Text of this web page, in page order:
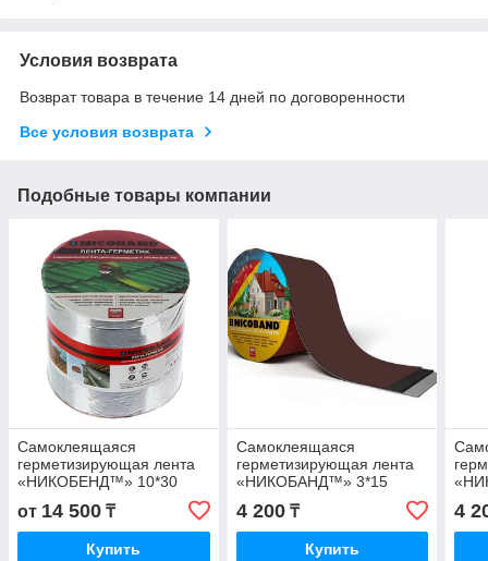
Условия возврата
Возврат товара в течение 14 дней по договоренности
Все условия возврата
Подобные товары компании
Самоклеящаяся
герметизирующая лента
«НИКОБЕНД™» 10*30
от 14 500 ₸
Купить
Самоклеящаяся
герметизирующая лента
«НИКОБАНД™» 3*15
4 200₸
Купить
4